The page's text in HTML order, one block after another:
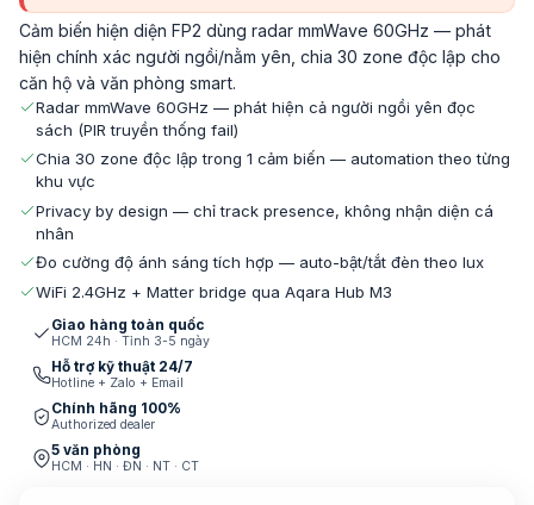
Cảm biến hiện diện FP2 dùng radar mmWave 60GHz — phát
hiện chính xác người ngồi/nằm yên, chia 30 zone độc lập cho
căn hộ và văn phòng smart.
Radar mmWave 60GHz — phát hiện cả người ngồi yên đọc
sách (PIR truyền thống fail)
Chia 30 zone độc lập trong 1 cảm biến — automation theo từng
khu vực
Privacy by design — chỉ track presence, không nhận diện cá
nhân
Đo cường độ ánh sáng tích hợp — auto-bật/tắt đèn theo lux
WiFi 2.4GHz + Matter bridge qua Aqara Hub M3
Giao hàng toàn quốc
HCM 24h · Tỉnh 3-5 ngày
Hỗ trợ kỹ thuật 24/7
Hotline + Zalo + Email
Chính hãng 100%
Authorized dealer
5 văn phòng
HCM · HN · ĐN · NT · CT